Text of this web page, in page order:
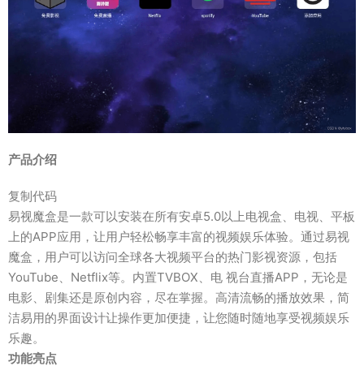
产品介绍
复制代码
易视魔盒是一款可以安装在所有安卓5.0以上电视盒、电视、平板
上的APP应用，让用户轻松畅享丰富的视频娱乐体验。通过易视
魔盒，用户可以访问全球各大视频平台的热门影视资源，包括
YouTube、Netflix等。内置TVBOX、电 视台直播APP，无论是
电影、剧集还是原创内容，尽在掌握。高清流畅的播放效果，简
洁易用的界面设计让操作更加便捷，让您随时随地享受视频娱乐
乐趣。
功能亮点